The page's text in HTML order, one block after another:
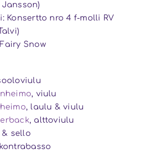
Jansson)
Konsertto nro 4 f-molli RV
Snow
, viulu
, laulu & viulu
, alttoviulu
sello